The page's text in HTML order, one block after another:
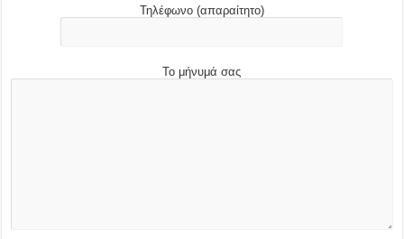
Τηλέφωνο (απαραίτητο)
Το μήνυμά σας